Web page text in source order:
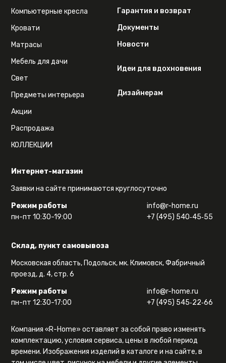
Интернет-магазин
Заявки на сайте принимаются круглосуточно
Режим работы
пн-пт 10:30-19:00
info@r-home.ru
+7 (495) 540‑45‑55
Склад, пункт самовывоза
Московская область, Подольск, мк. Климовск, Фабричный
проезд, д. 4, стр. 6
Режим работы
пн-пт 12:30-17:00
info@r-home.ru
+7 (495) 545‑22‑66
Компьютерные кресла
Кровати
Матрасы
Мебель для дачи
Свет
Предметы интерьера
Акции
Распродажа
КОЛЛЕКЦИИ
Гарантия и возврат
Документы
Новости
Идеи для вдохновения
Дизайнерам
Компания «R-Home» оставляет за собой право изменять
комплектацию, условия сервиса, цены в любой период
времени. Изображения изделий в каталоге и на сайте, в